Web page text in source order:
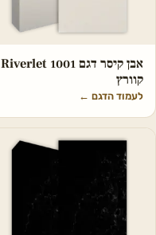
אבן קיסר דגם 1001 Riverlet
קוורץ
לעמוד הדגם ←